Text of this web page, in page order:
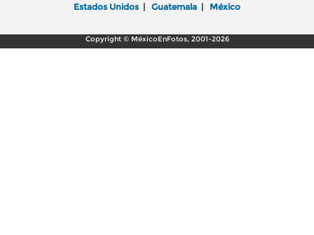
Estados Unidos | Guatemala | México
Copyright © MéxicoEnFotos, 2001-2026